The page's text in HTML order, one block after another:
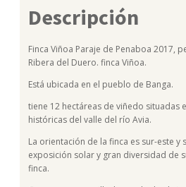
Descripción
Finca Viñoa Paraje de Penaboa 2017,
Ribera del Duero. finca Viñoa.
Está ubicada en el pueblo de Banga.
tiene 12 hectáreas de viñedo situadas
históricas del valle del río Avia.
La orientación de la finca es sur-este y
exposición solar y gran diversidad de
finca.